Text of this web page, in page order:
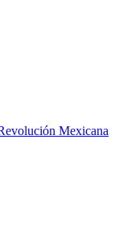
Mexicana